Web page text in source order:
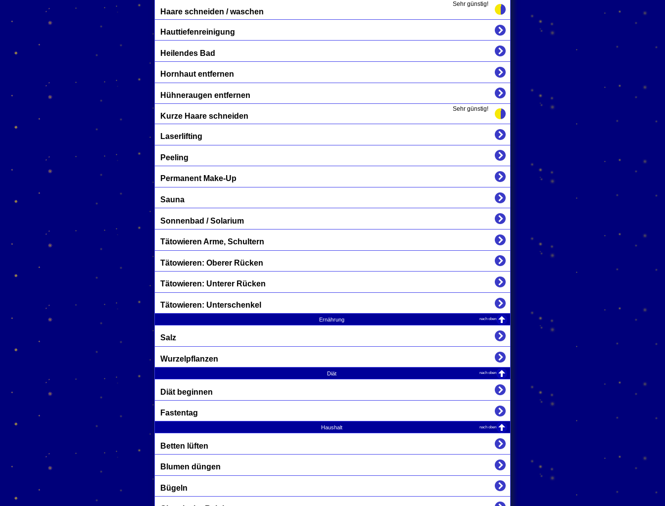
Sehr günstig!
Haare schneiden / waschen
Hauttiefenreinigung
Heilendes Bad
Hornhaut entfernen
Hühneraugen entfernen
Sehr günstig!
Kurze Haare schneiden
Laserlifting
Peeling
Permanent Make-Up
Sauna
Sonnenbad / Solarium
Tätowieren Arme, Schultern
Tätowieren: Oberer Rücken
Tätowieren: Unterer Rücken
Tätowieren: Unterschenkel
Ernährung nach oben
Salz
Wurzelpflanzen
Diät nach oben
Diät beginnen
Fastentag
Haushalt nach oben
Betten lüften
Blumen düngen
Bügeln